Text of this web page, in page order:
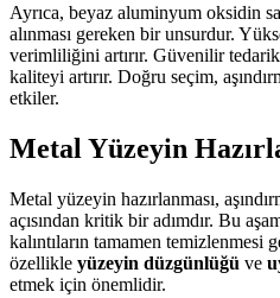
Ayrıca, beyaz aluminyum oksidin
alınması gereken bir unsurdur.
verimliliğini artırır. Güvenilir
kaliteyi artırır. Doğru seçim,
etkiler.
Metal Yüzeyin
Metal yüzeyin hazırlanması,
açısından kritik bir adımdır. Bu
kalıntıların tamamen temizlenmesi
özellikle yüzeyin düzgünlüğü ve
etmek için önemlidir.